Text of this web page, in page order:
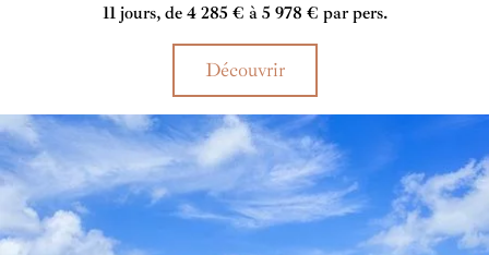
11 jours, de 4 285 € à 5 978 € par pers.
Découvrir